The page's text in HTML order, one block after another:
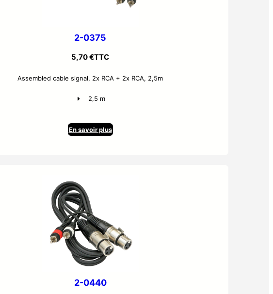
2-0375
5,70€TTC
Assembled cable signal, 2x RCA + 2x RCA, 2,5m
2,5 m
En savoir plus
2-0440